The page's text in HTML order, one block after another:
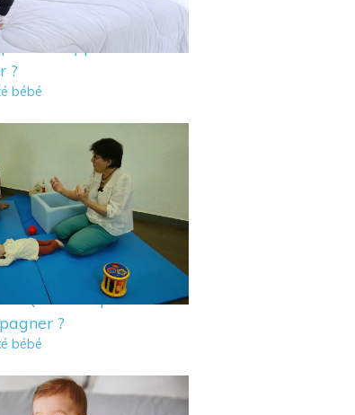
on tenir les mains de
pour lui apprendre à
?
bébé
ne rampe qu’avec un
? Que faire pour
?
bébé